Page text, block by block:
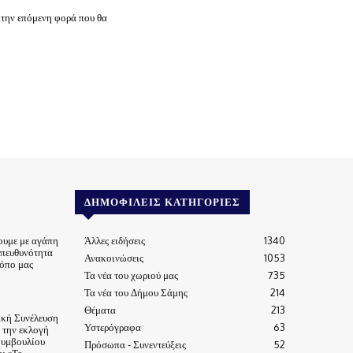
επόμενη φορά που θα
με αγάπη
μας
Συνέλευση
την εκλογή
ΔΗΜΟΦΙΛΕΊΣ ΚΑΤΗΓΟΡΊΕΣ
Άλλες ειδήσεις
1340
Ανακοινώσεις
1053
Τα νέα του χωριού μας
735
Τα νέα του Δήμου Σάμης
214
Θέματα
213
Υστερόγραφα
63
Πρόσωπα - Συνεντεύξεις
52